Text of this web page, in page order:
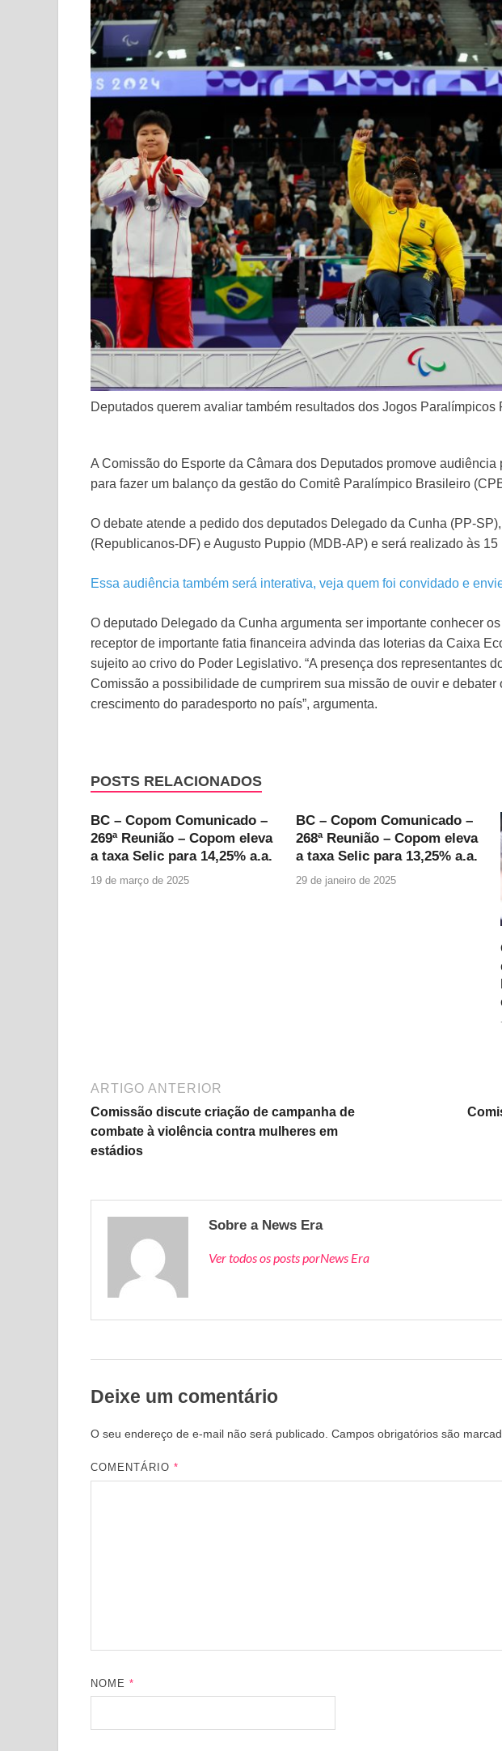
Deputados querem avaliar também resultados dos Jogos Paralímpicos
A Comissão do Esporte da Câmara dos Deputados promove audiência
para fazer um balanço da gestão do Comitê Paralímpico Brasileiro
O debate atende a pedido dos deputados Delegado da Cunha (PP-
(Republicanos-DF) e Augusto Puppio (MDB-AP) e será realizado às 15
Essa audiência também será interativa, veja quem foi convidado e
O deputado Delegado da Cunha argumenta ser importante conhecer
receptor de importante fatia financeira advinda das loterias da Caixa
sujeito ao crivo do Poder Legislativo. “A presença dos representantes
Comissão a possibilidade de cumprirem sua missão de ouvir e debater
crescimento do paradesporto no país”, argumenta.
POSTS RELACIONADOS
BC – Copom Comunicado –
269ª Reunião – Copom eleva
a taxa Selic para 14,25% a.a.
19 de março de 2025
BC – Copom Comunicado –
268ª Reunião – Copom eleva
a taxa Selic para 13,25% a.a.
29 de janeiro de 2025
ARTIGO ANTERIOR
Comissão discute criação de campanha de
combate à violência contra mulheres em
estádios
Sobre a News Era
Ver todos os posts porNews Era
Deixe um comentário
O seu endereço de e-mail não será publicado. Campos obrigatórios são
COMENTÁRIO*
NOME*